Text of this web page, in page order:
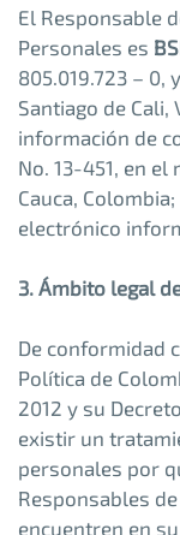
El Responsable
Personales es
805.019.723 – 0,
Santiago de Cali,
información de
No. 13-451, en
Cauca,
electrónico
3. Ámbito legal
De conformidad
Política de
2012 y su
existir un
personales por
Responsables
encuentren en